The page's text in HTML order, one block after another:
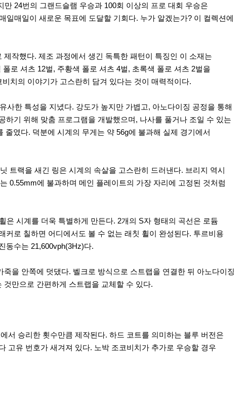
24번의 그랜드슬램 우승과 100회 이상의 프로 대회 우승은
매일이 새로운 목표에 도달할 기회다. 누가 알겠는가? 이 컬렉션에
작했다. 제조 과정에서 생긴 독특한 패턴이 특징인 이 소재는
로 셔츠 12벌, 주황색 폴로 셔츠 4벌, 초록색 폴로 셔츠 2벌을
치의 이야기가 고스란히 담겨 있다는 것이 매력적이다.
한 특성을 지녔다. 강도가 높지만 가볍고, 아노다이징 공정을 통해
기 위해 맞춤 프로그램을 개발했으며, 나사를 풀거나 조일 수 있는
였다. 덕분에 시계의 무게는 약 56g에 불과해 실제 경기에서
트랙을 새긴 링은 시계의 속살을 고스란히 드러낸다. 브리지 역시
0.55mm에 불과하며 메인 플레이트의 가장 자리에 고정된 것처럼
시계를 더욱 특별하게 만든다. 2개의 S자 형태의 곡선은 로듐
로 칠하면 어디에서도 볼 수 없는 래칫 휠이 완성된다. 투르비용
동수는 21,600vph(3Hz)다.
을 안쪽에 덧댔다. 벨크로 방식으로 스트랩을 연결한 뒤 아노다이징
만으로 간편하게 스트랩을 교체할 수 있다.
서 승리한 횟수만큼 제작된다. 하드 코트를 의미하는 블루 버전은
고유 번호가 새겨져 있다. 노박 조코비치가 추가로 우승할 경우